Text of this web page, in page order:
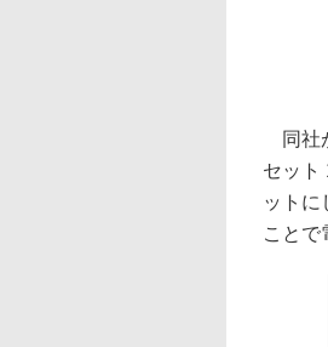
同社
セット
ットに
ことで